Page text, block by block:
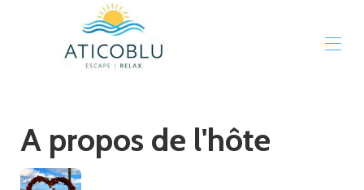
Galerie
Tarifs
A propos de l'hôte